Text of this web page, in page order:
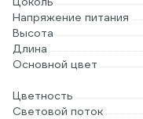
Напряжение питания
Высота
Длина
Основной цвет
Цветность
Световой поток